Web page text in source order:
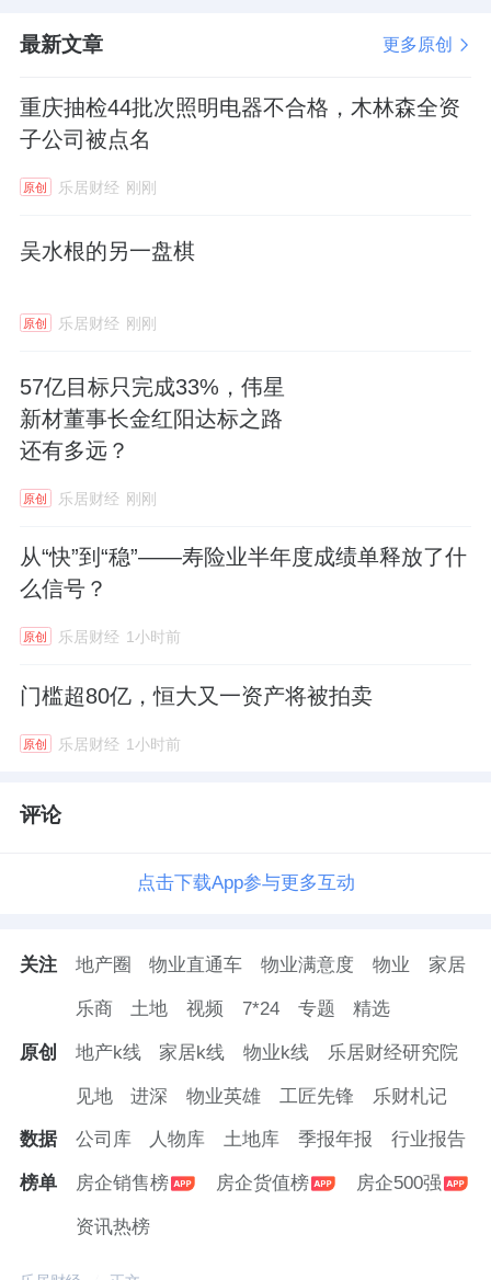
最新文章 更多原创
重庆抽检44批次照明电器不合格，木林森全资
子公司被点名
原创 乐居财经 刚刚
吴水根的另一盘棋
原创 乐居财经 刚刚
57亿目标只完成33%，伟星
新材董事长金红阳达标之路
还有多远？
原创 乐居财经 刚刚
从“快”到“稳”——寿险业半年度成绩单释放了什
么信号？
原创 乐居财经 1小时前
门槛超80亿，恒大又一资产将被拍卖
原创 乐居财经 1小时前
评论
点击下载App参与更多互动
关注 地产圈 物业直通车 物业满意度 物业 家居
乐商 土地 视频 7*24 专题 精选
原创 地产k线 家居k线 物业k线 乐居财经研究院
见地 进深 物业英雄 工匠先锋 乐财札记
数据 公司库 人物库 土地库 季报年报 行业报告
榜单 房企销售榜 房企货值榜 房企500强
资讯热榜